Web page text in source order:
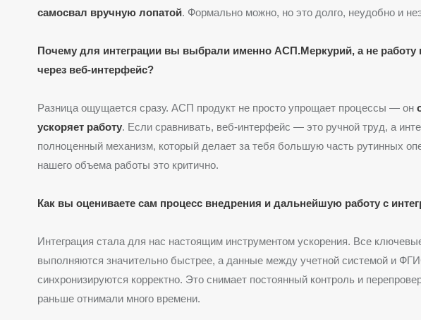
самосвал вручную лопатой. Формально можно, но это долго, неудобно и
Почему для интеграции вы выбрали именно АСП.Меркурий, а не
через веб-интерфейс?
Разница ощущается сразу. АСП продукт не просто упрощает процессы — он
ускоряет работу. Если сравнивать, веб-интерфейс — это ручной труд, а
полноценный механизм, который делает за тебя большую часть рутинных
нашего объема работы это критично.
Как вы оцениваете сам процесс внедрения и дальнейшую работу с
Интеграция стала для нас настоящим инструментом ускорения. Все
выполняются значительно быстрее, а данные между учетной системой и
синхронизируются корректно. Это снимает постоянный контроль и
раньше отнимали много времени.